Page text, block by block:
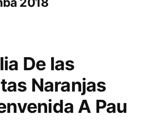
De las
Naranjas
A Pau